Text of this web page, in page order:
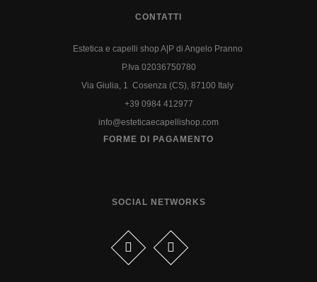
CONTATTI
Estetica e capelli shop A|P di Angelo Pranno
P.Iva 02036750780
Via Giulia, 1 Cosenza (CS), 87100 Italy
+39 0984 412977
info@esteticaecapellishop.com
FORME DI PAGAMENTO
SOCIAL NETWORKS